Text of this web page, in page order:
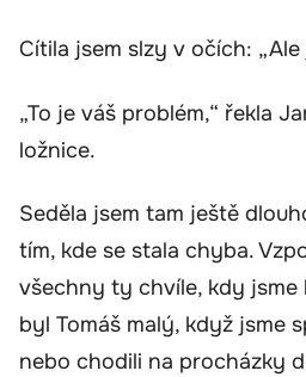
Cítila jsem slzy v očích:
„To je váš problém,“ řekla
ložnice.
Seděla jsem tam ještě
tím, kde se stala chyba.
všechny ty chvíle, kdy
byl Tomáš malý, když jsme
nebo chodili na procházky